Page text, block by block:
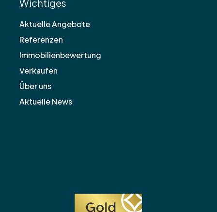
Wichtiges
Aktuelle Angebote
Referenzen
Immobilienbewertung
Verkaufen
Über uns
Aktuelle News